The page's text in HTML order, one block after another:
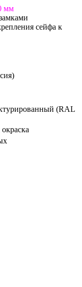
мм
сейфа к
(RAL